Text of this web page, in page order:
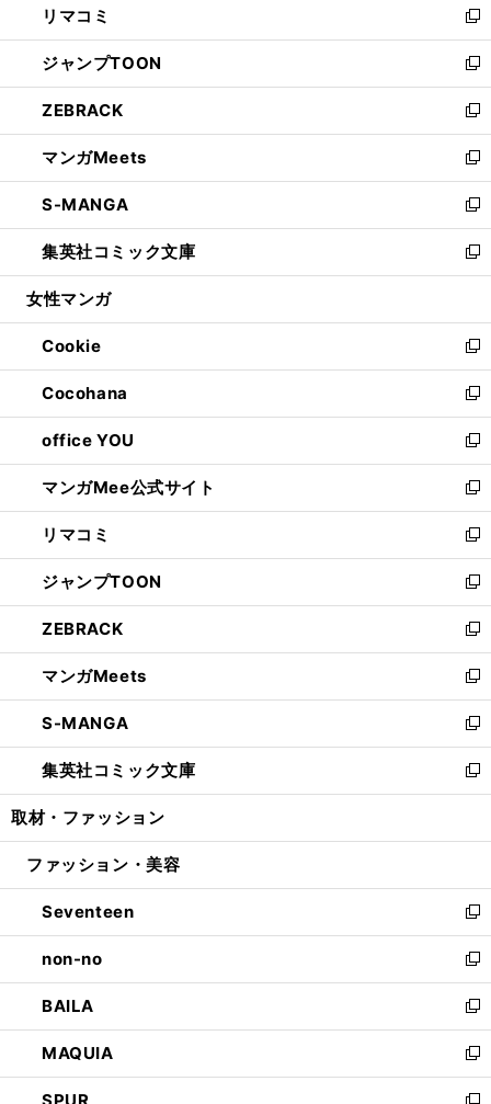
で
開
く
ド
ウ
で
開
く
ィ
ン
ド
ウ
で
開
く
い
ウ
ィ
ン
ド
ウ
で
開
く
リマコミ
新
し
い
ウ
ィ
ン
ド
ウ
で
開
く
ジャンプTOON
新
し
い
ウ
ィ
ン
ド
ウ
で
開
ZEBRACK
新
し
い
ウ
ィ
ン
ド
ウ
開
く
マンガMeets
新
し
い
ウ
ィ
ン
ウ
で
開
く
S-MANGA
新
し
い
ウ
ン
ド
ウ
で
開
く
集英社コミック文庫
新
し
ウ
ィ
ン
ド
ウ
で
開
く
女性マンガ
Cookie
新
し
い
ウ
ィ
ン
ド
ウ
で
開
く
Cocohana
新
し
い
ウ
ィ
ン
ド
ウ
で
開
く
office YOU
新
し
い
ウ
ィ
ン
ド
ウ
で
開
く
マンガMee公式サイト
新
し
い
ウ
ィ
ン
ド
ウ
で
開
く
リマコミ
新
し
い
ウ
ィ
ン
ド
ウ
で
開
く
ジャンプTOON
新
し
い
ウ
ィ
ン
ド
ウ
で
開
ZEBRACK
新
し
い
ウ
ィ
ン
ド
ウ
開
マンガMeets
新
し
い
ウ
ィ
ン
ウ
開
く
S-MANGA
新
し
い
ウ
ン
ウ
で
開
く
集英社コミック文庫
新
し
ウ
ン
ド
ウ
で
開
く
取材・ファッション
ファッション・美容
Seventeen
新
し
い
ウ
ィ
ン
ド
ウ
non-no
新
し
い
ウ
ィ
ン
BAILA
新
し
い
ウ
MAQUIA
新
し